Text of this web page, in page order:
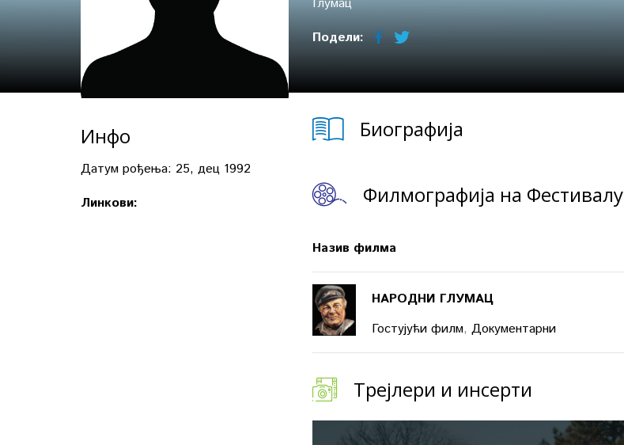
Подели:
Инфо
Датум рођења: 25, дец 1992
Линкови:
Биографија
Филмографија на Фестивалу
Назив филма
НАРОДНИ ГЛУМАЦ
Гостујући филм, Документарни
Трејлери и инсерти